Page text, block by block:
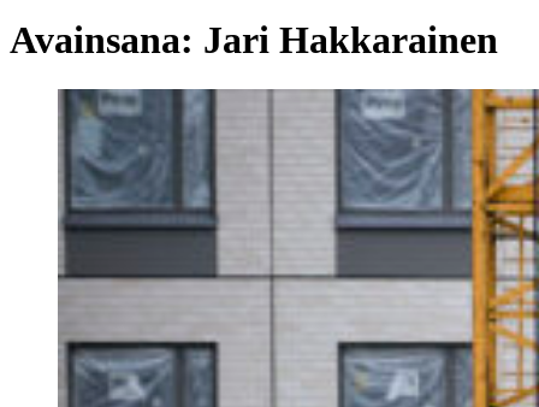
Avainsana: Jari Hakkarainen